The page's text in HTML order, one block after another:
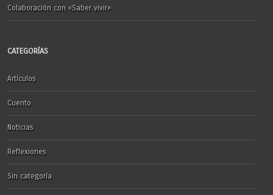
Colaboración con «Saber vivir»
CATEGORÍAS
Artículos
Cuento
Noticias
Reflexiones
Sin categoría